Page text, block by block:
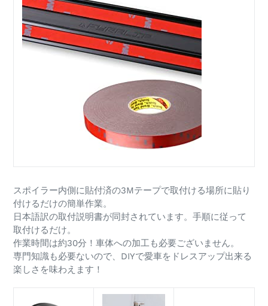
スポイラー内側に貼付済の3Mテープで取付ける場所に貼り
付けるだけの簡単作業。
日本語訳の取付説明書が同封されています。手順に従って
取付けるだけ。
作業時間は約30分！車体への加工も必要ございません。
専門知識も必要ないので、DIYで愛車をドレスアップ出来る
楽しさを味わえます！